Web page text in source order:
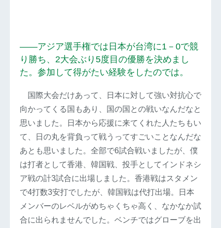
――アジア選手権では日本が台湾に1－0で競
り勝ち、2大会ぶり5度目の優勝を決めまし
た。参加して得がたい経験をしたのでは。
国際大会だけあって、日本に対して強い対抗心で
向かってくる国もあり、国の国との戦いなんだなと
思いました。日本から応援に来てくれた人たちもい
て、日の丸を背負って戦うってすごいことなんだな
あとも思いました。全部で6試合戦いましたが、僕
は打者として香港、韓国戦、投手としてインドネシ
ア戦の計3試合に出場しました。香港戦はスタメン
で4打数3安打でしたが、韓国戦は代打出場。日本
メンバーのレベルがめちゃくちゃ高く、なかなか試
合に出られませんでした。ベンチではグローブを出